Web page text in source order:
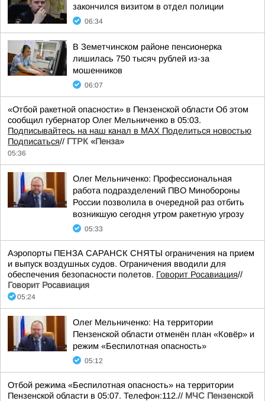
закончился визитом в отдел полиции
06:34
В Земетчинском районе пенсионерка
лишилась 750 тысяч рублей из-за
мошенников
06:07
«Отбой ракетной опасности» в Пензенской области Об этом
сообщил губернатор Олег Мельниченко в 05:03.
Подписывайтесь на наш канал в MAX Поделиться новостью
Подписаться// ГТРК «Пенза»
05:36
Олег Мельниченко: Профессиональная
работа подразделений ПВО Минобороны
России позволила в очередной раз отбить
возникшую сегодня утром ракетную угрозу
05:33
Аэропорты ПЕНЗА САРАНСК СНЯТЫ ограничения на прием
и выпуск воздушных судов. Ограничения вводили для
обеспечения безопасности полетов. Говорит Росавиация//
Говорит Росавиация
05:24
Олег Мельниченко: На территории
Пензенской области отменён план «Ковёр» и
режим «Беспилотная опасность»
05:12
Отбой режима «Беспилотная опасность» на территории
Пензенской области в 05:07. Телефон:112.// МЧС Пензенской